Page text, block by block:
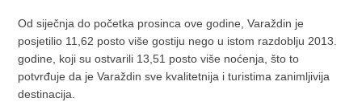
Od siječnja do početka prosinca ove godine, Varaždin je
posjetilio 11,62 posto više gostiju nego u istom razdoblju 2013.
godine, koji su ostvarili 13,51 posto više noćenja, što to
potvrđuje da je Varaždin sve kvalitetnija i turistima zanimljivija
destinacija.